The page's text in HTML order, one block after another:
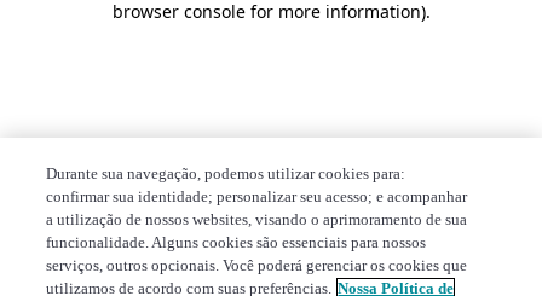
browser console for more information).
Durante sua navegação, podemos utilizar cookies para:
confirmar sua identidade; personalizar seu acesso; e acompanhar
a utilização de nossos websites, visando o aprimoramento de sua
funcionalidade. Alguns cookies são essenciais para nossos
serviços, outros opcionais. Você poderá gerenciar os cookies que
utilizamos de acordo com suas preferências. Nossa Política de